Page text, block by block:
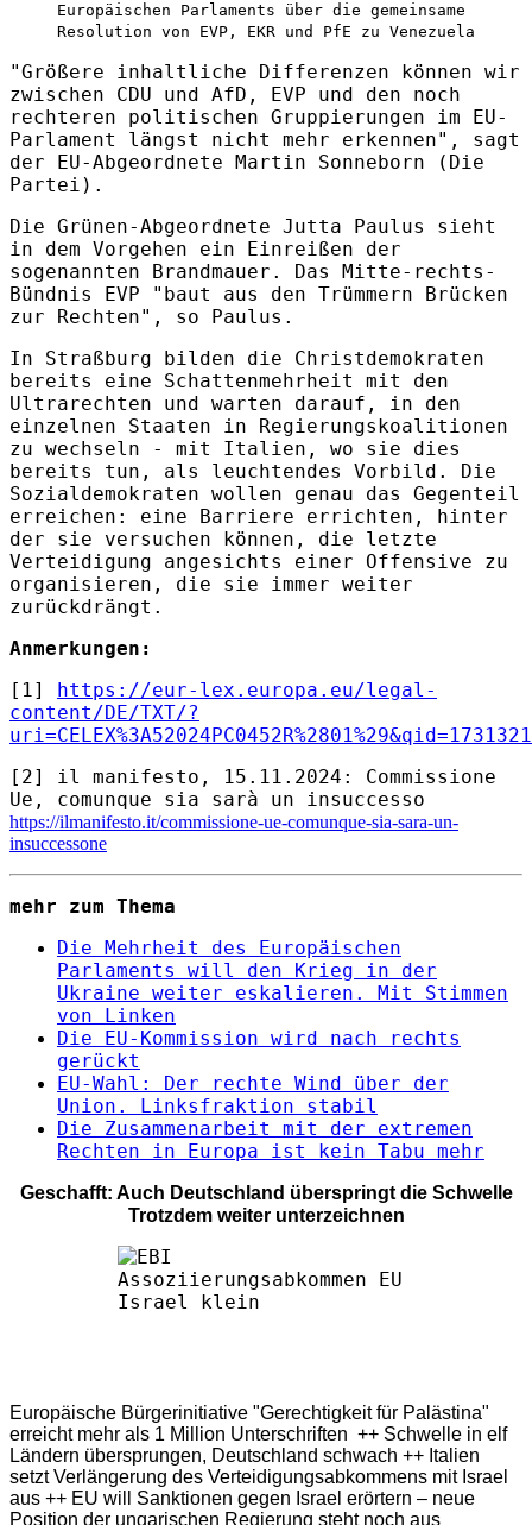
Europäischen Parlaments über die gemeinsame
Resolution von EVP, EKR und PfE zu Venezuela
"Größere inhaltliche Differenzen können wir
zwischen CDU und AfD, EVP und den noch
rechteren politischen Gruppierungen im EU-
Parlament längst nicht mehr erkennen", sagt
der EU-Abgeordnete Martin Sonneborn (Die
Partei).
Die Grünen-Abgeordnete Jutta Paulus sieht
in dem Vorgehen ein Einreißen der
sogenannten Brandmauer. Das Mitte-rechts-
Bündnis EVP "baut aus den Trümmern Brücken
zur Rechten", so Paulus.
In Straßburg bilden die Christdemokraten
bereits eine Schattenmehrheit mit den
Ultrarechten und warten darauf, in den
einzelnen Staaten in Regierungskoalitionen
zu wechseln - mit Italien, wo sie dies
bereits tun, als leuchtendes Vorbild. Die
Sozialdemokraten wollen genau das Gegenteil
erreichen: eine Barriere errichten, hinter
der sie versuchen können, die letzte
Verteidigung angesichts einer Offensive zu
organisieren, die sie immer weiter
zurückdrängt.
Anmerkungen:
[1]
https://eur-lex.europa.eu/legal-
content/DE/TXT/?
[2] il manifesto, 15.11.2024: Commissione
Ue, comunque sia sarà un insuccesso
https://ilmanifesto.it/commissione-ue-comunque-sia-sara-un-
insuccessone
mehr zum Thema
Die Mehrheit des Europäischen
Parlaments will den Krieg in der
Ukraine weiter eskalieren. Mit Stimmen
von Linken
Die EU-Kommission wird nach rechts
gerückt
EU-Wahl: Der rechte Wind über der
Union. Linksfraktion stabil
Die Zusammenarbeit mit der extremen
Rechten in Europa ist kein Tabu mehr
Geschafft: Auch Deutschland überspringt die Schwelle
Trotzdem weiter unterzeichnen
Europäische Bürgerinitiative "Gerechtigkeit für Palästina"
erreicht mehr als 1 Million Unterschriften ++ Schwelle in elf
Ländern übersprungen, Deutschland schwach ++ Italien
setzt Verlängerung des Verteidigungsabkommens mit Israel
aus ++ EU will Sanktionen gegen Israel erörtern – neue
Position der ungarischen Regierung steht noch aus